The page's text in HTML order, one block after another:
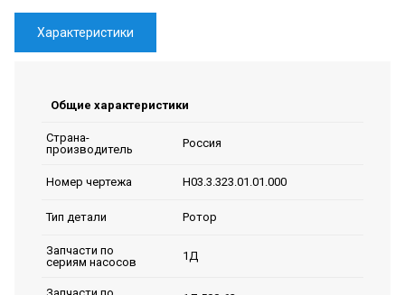
Характеристики
Общие характеристики
Страна-
производитель
Россия
Номер чертежа Н03.3.323.01.01.000
Тип детали Ротор
Запчасти по
сериям насосов
1Д